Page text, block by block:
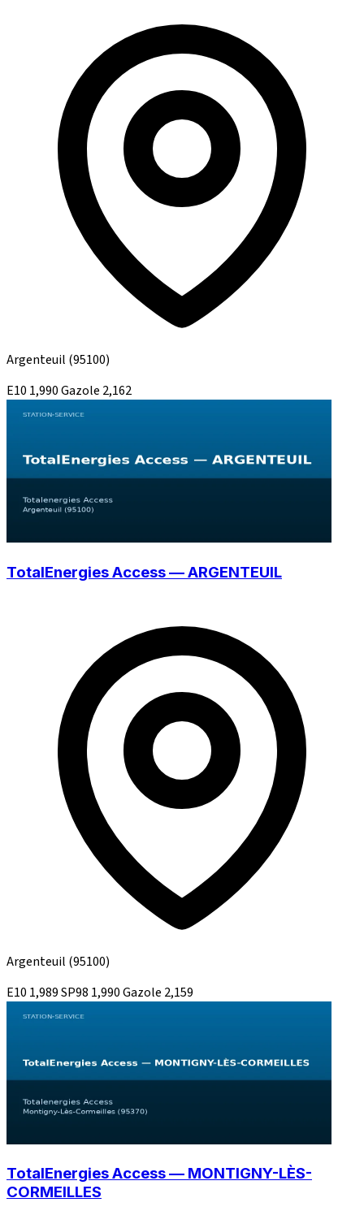
Argenteuil (95100)
E10 1,990Gazole 2,162
TotalEnergies Access — ARGENTEUIL
Argenteuil (95100)
E10 1,989SP98 1,990Gazole 2,159
TotalEnergies Access — MONTIGNY-LÈS-
CORMEILLES